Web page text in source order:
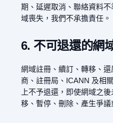
期、延遲取消、聯絡資料
域喪失，我們不承擔責任。
6. 不可退還的網
網域註冊、續訂、轉移、
商、註冊局、ICANN 及相
上不予退還，即使網域之
移、暫停、刪除、產生爭議